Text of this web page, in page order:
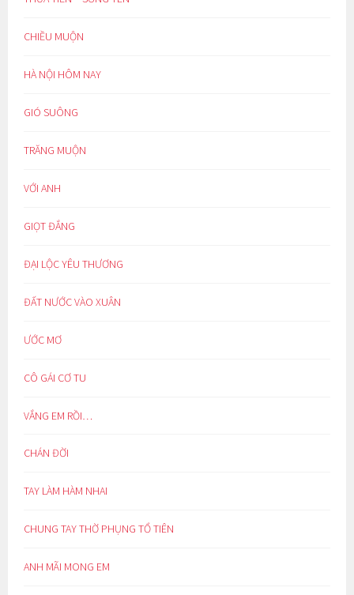
CHIỀU MUỘN
HÀ NỘI HÔM NAY
GIÓ SUÔNG
TRĂNG MUỘN
VỚI ANH
GIỌT ĐẮNG
ĐẠI LỘC YÊU THƯƠNG
ĐẤT NƯỚC VÀO XUÂN
ƯỚC MƠ
CÔ GÁI CƠ TU
VẮNG EM RỒI…
CHÁN ĐỜI
TAY LÀM HÀM NHAI
CHUNG TAY THỜ PHỤNG TỔ TIÊN
ANH MÃI MONG EM